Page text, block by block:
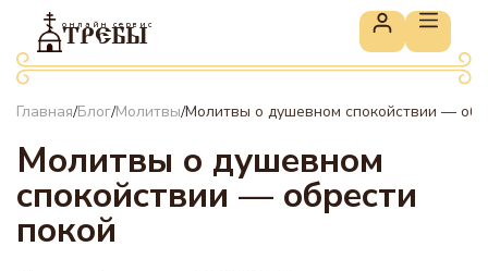
онлайн сервис
ТРЕБЫ
Главная/Блог/Молитвы/Молитвы о душевном спокойствии —
Молитвы о душевном
спокойствии — обрести
покой